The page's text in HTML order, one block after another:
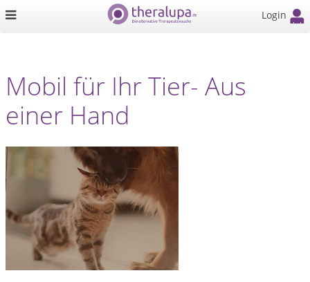
Login
Mobil für Ihr Tier- Aus
einer Hand